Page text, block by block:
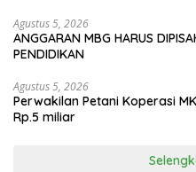
Agustus 5, 2026
ANGGARAN MBG HARUS
PENDIDIKAN
Agustus 5, 2026
Perwakilan Petani Koperasi
Rp.5 miliar